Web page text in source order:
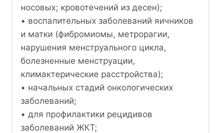
носовых; кровотечений из десен);
• воспалительных заболеваний яичников
и матки (фибромиомы, метрорагии,
нарушения менструального цикла,
болезненные менструации,
климактерические расстройства);
• начальных стадий онкологических
заболеваний;
• для профилактики рецидивов
заболеваний ЖКТ;